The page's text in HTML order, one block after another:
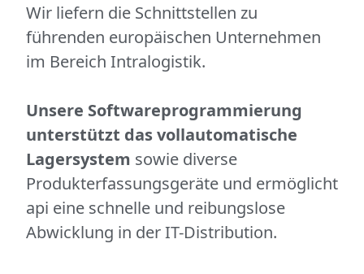
Wir liefern die Schnittstellen zu
führenden europäischen Unternehmen
im Bereich Intralogistik.
Unsere Softwareprogrammierung
unterstützt das vollautomatische
Lagersystem sowie diverse
Produkterfassungsgeräte und ermöglicht
api eine schnelle und reibungslose
Abwicklung in der IT-Distribution.